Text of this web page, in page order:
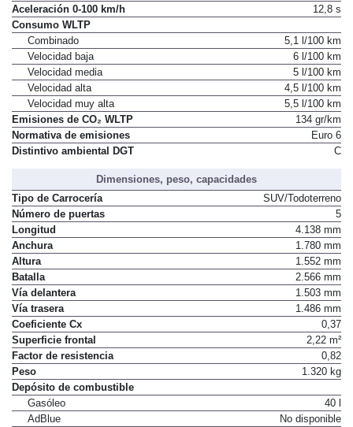
Aceleración 0-100 km/h
12,8 s
Consumo WLTP
Combinado
5,1 l/100 km
Velocidad baja
6 l/100 km
Velocidad media
5 l/100 km
Velocidad alta
4,5 l/100 km
Velocidad muy alta
5,5 l/100 km
Emisiones de CO₂ WLTP
134 gr/km
Normativa de emisiones
Euro 6
Distintivo ambiental DGT
C
Dimensiones, peso, capacidades
Tipo de Carrocería
SUV/Todoterreno
Número de puertas
5
Longitud
4.138 mm
Anchura
1.780 mm
Altura
1.552 mm
Batalla
2.566 mm
Vía delantera
1.503 mm
Vía trasera
1.486 mm
Coeficiente Cx
0,37
Superficie frontal
2,22 m²
Factor de resistencia
0,82
Peso
1.320 kg
Depósito de combustible
Gasóleo
40 l
AdBlue
No disponible